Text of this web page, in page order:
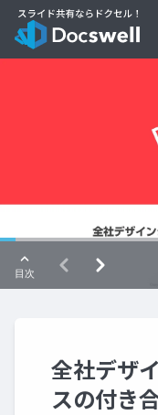
全社デザ
スの付き